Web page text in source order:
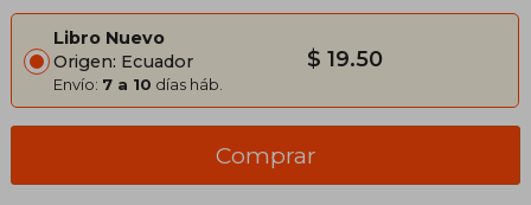
Libro Nuevo
Origen: Ecuador
Envío: 7 a 10 días háb.
$ 19.50
Comprar